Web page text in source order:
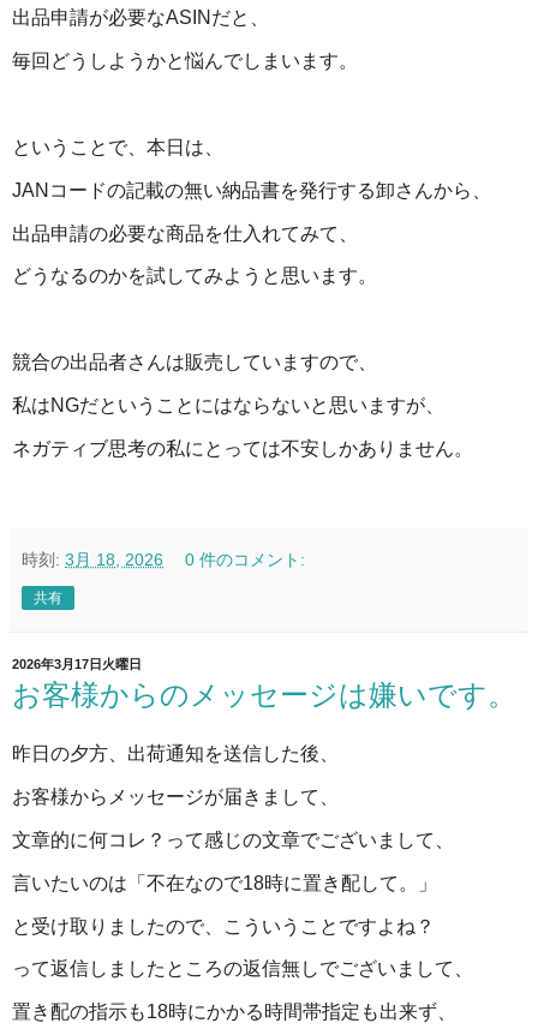
出品申請が必要なASINだと、
毎回どうしようかと悩んでしまいます。
ということで、本日は、
JANコードの記載の無い納品書を発行する卸さんから、
出品申請の必要な商品を仕入れてみて、
どうなるのかを試してみようと思います。
競合の出品者さんは販売していますので、
私はNGだということにはならないと思いますが、
ネガティブ思考の私にとっては不安しかありません。
時刻: 3月 18, 2026 0 件のコメント:
共有
2026年3月17日火曜日
お客様からのメッセージは嫌いです。
昨日の夕方、出荷通知を送信した後、
お客様からメッセージが届きまして、
文章的に何コレ？って感じの文章でございまして、
言いたいのは「不在なので18時に置き配して。」
と受け取りましたので、こういうことですよね？
って返信しましたところの返信無しでございまして、
置き配の指示も18時にかかる時間帯指定も出来ず、